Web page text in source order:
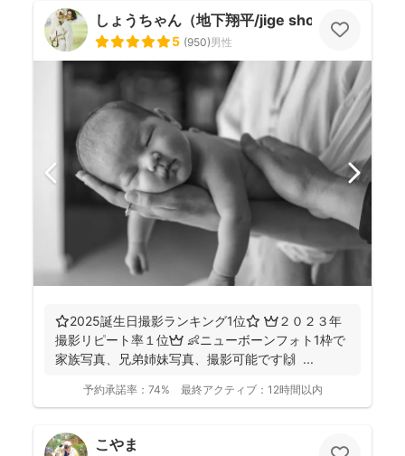
しょうちゃん（地下翔平/jige shohe）
5 (950)男性
⭐️2025誕生日撮影ランキング1位⭐️ 👑２０２３年
撮影リピート率１位👑 👶ニューボーンフォト1枠で
家族写真、兄弟姉妹写真、撮影可能です🙌 ...
予約承諾率： 74% 最終アクティブ： 12時間以内
こやま